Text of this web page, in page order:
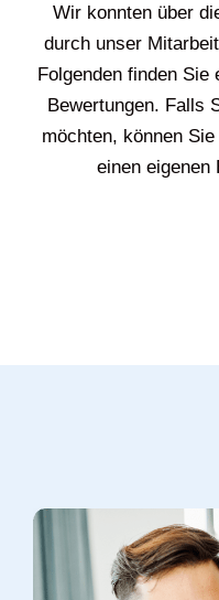
Wir konnten über
durch unser
Folgenden finden Sie
Bewertungen. Falls
möchten, können
einen eigenen